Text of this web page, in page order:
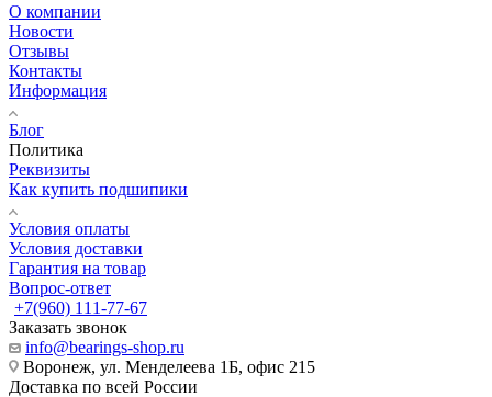
О компании
Новости
Отзывы
Контакты
Информация
Блог
Политика
Реквизиты
Как купить подшипики
Условия оплаты
Условия доставки
Гарантия на товар
Вопрос-ответ
+7(960) 111-77-67
Заказать звонок
info@bearings-shop.ru
Воронеж, ул. Менделеева 1Б, офис 215
Доставка по всей России